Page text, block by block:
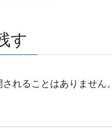
す
れることはありません。